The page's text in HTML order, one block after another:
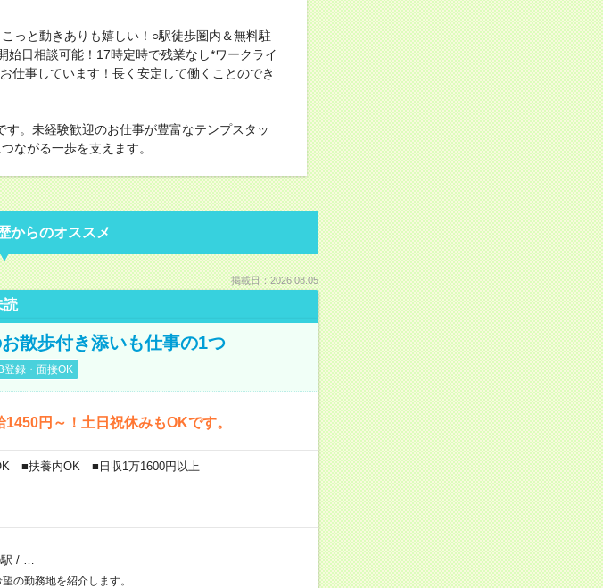
っと動きありも嬉しい！○駅徒歩圏内＆無料駐
日相談可能！17時定時で残業なし*ワークライ
仕事しています！長く安定して働くことのでき
。未経験歓迎のお仕事が豊富なテンプスタッ
ながる一歩を支えます。
からのオススメ
掲載日：2026.08.05
読
散歩付き添いも仕事の1つ
登録・面接OK
円～！土日祝休みもOKです。
■扶養内OK ■日収1万1600円以上
/
の勤務地を紹介します。